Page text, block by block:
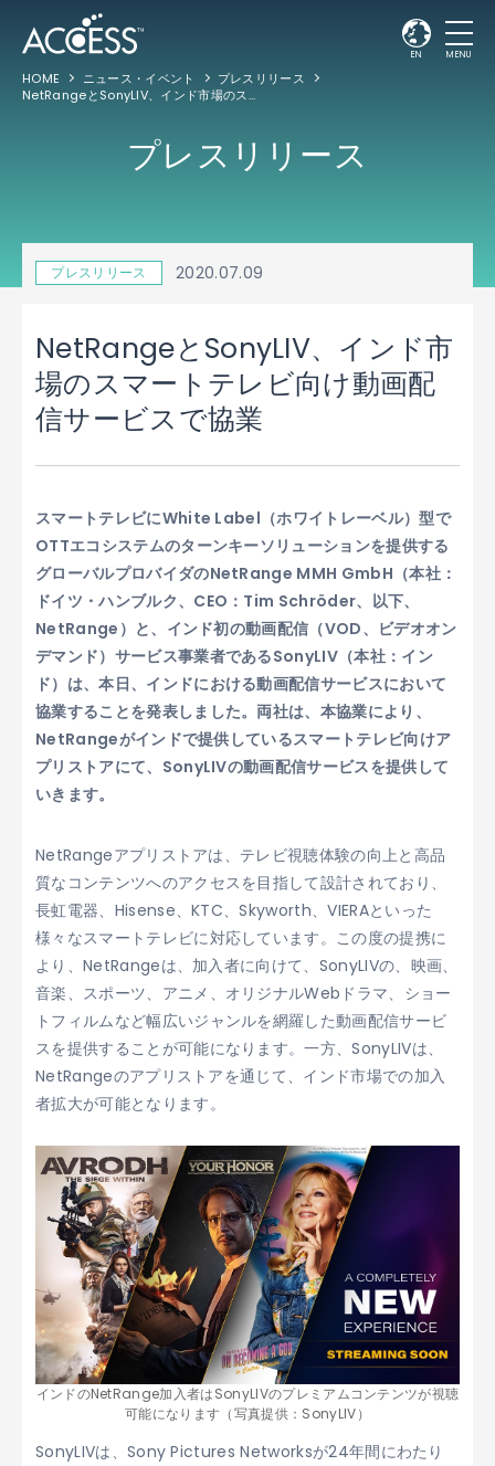
EN MENU
HOME ニュース・イベント
プレスリリース
NetRangeとSonyLIV、インド市場のスマートテレビ向け動画配信サービスで協業
プレスリリース
プレスリリース 2020.07.09
NetRangeとSonyLIV、インド市
場のスマートテレビ向け動画配
信サービスで協業
スマートテレビにWhite Label（ホワイトレーベル）型で
OTTエコシステムのターンキーソリューションを提供する
グローバルプロバイダのNetRange MMH GmbH（本社：
ドイツ・ハンブルク、CEO：Tim Schröder、以下、
NetRange）と、インド初の動画配信（VOD、ビデオオン
デマンド）サービス事業者であるSonyLIV（本社：イン
ド）は、本日、インドにおける動画配信サービスにおいて
協業することを発表しました。両社は、本協業により、
NetRangeがインドで提供しているスマートテレビ向けア
プリストアにて、SonyLIVの動画配信サービスを提供して
いきます。
NetRangeアプリストアは、テレビ視聴体験の向上と高品
質なコンテンツへのアクセスを目指して設計されており、
長虹電器、Hisense、KTC、Skyworth、VIERAといった
様々なスマートテレビに対応しています。この度の提携に
より、NetRangeは、加入者に向けて、SonyLIVの、映画、
音楽、スポーツ、アニメ、オリジナルWebドラマ、ショー
トフィルムなど幅広いジャンルを網羅した動画配信サービ
スを提供することが可能になります。一方、SonyLIVは、
NetRangeのアプリストアを通じて、インド市場での加入
者拡大が可能となります。
インドのNetRange加入者はSonyLIVのプレミアムコンテンツが視聴
可能になります（写真提供：SonyLIV）
SonyLIVは、Sony Pictures Networksが24年間にわたり